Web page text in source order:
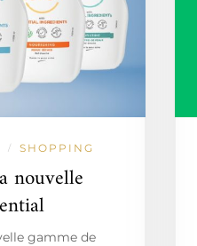
/ SHOPPING
nouvelle
gamme de